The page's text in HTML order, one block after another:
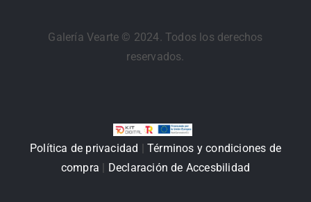
Galería Vearte © 2024. Todos los derechos
reservados.
Política de privacidad | Términos y condiciones de
compra | Declaración de Accesbilidad